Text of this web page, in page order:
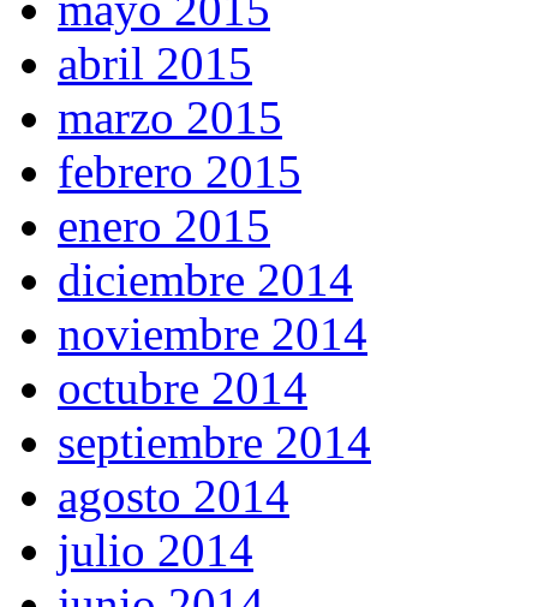
abril 2015
marzo 2015
febrero 2015
enero 2015
diciembre 2014
noviembre 2014
octubre 2014
septiembre 2014
agosto 2014
julio 2014